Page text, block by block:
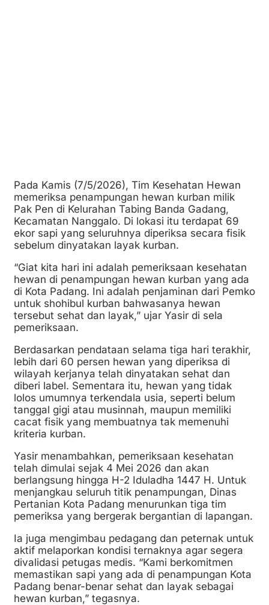
Pada Kamis (7/5/2026), Tim Kesehatan Hewan
memeriksa penampungan hewan kurban milik
Pak Pen di Kelurahan Tabing Banda Gadang,
Kecamatan Nanggalo. Di lokasi itu terdapat 69
ekor sapi yang seluruhnya diperiksa secara fisik
sebelum dinyatakan layak kurban.
“Giat kita hari ini adalah pemeriksaan kesehatan
hewan di penampungan hewan kurban yang ada
di Kota Padang. Ini adalah penjaminan dari Pemko
untuk shohibul kurban bahwasanya hewan
tersebut sehat dan layak,” ujar Yasir di sela
pemeriksaan.
Berdasarkan pendataan selama tiga hari terakhir,
lebih dari 60 persen hewan yang diperiksa di
wilayah kerjanya telah dinyatakan sehat dan
diberi label. Sementara itu, hewan yang tidak
lolos umumnya terkendala usia, seperti belum
tanggal gigi atau musinnah, maupun memiliki
cacat fisik yang membuatnya tak memenuhi
kriteria kurban.
Yasir menambahkan, pemeriksaan kesehatan
telah dimulai sejak 4 Mei 2026 dan akan
berlangsung hingga H-2 Iduladha 1447 H. Untuk
menjangkau seluruh titik penampungan, Dinas
Pertanian Kota Padang menurunkan tiga tim
pemeriksa yang bergerak bergantian di lapangan.
Ia juga mengimbau pedagang dan peternak untuk
aktif melaporkan kondisi ternaknya agar segera
divalidasi petugas medis. “Kami berkomitmen
memastikan sapi yang ada di penampungan Kota
Padang benar-benar sehat dan layak sebagai
hewan kurban,” tegasnya.